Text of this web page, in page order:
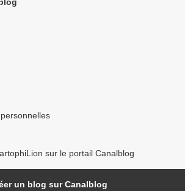
sur le portail Canalblog
un blog sur Canalblog